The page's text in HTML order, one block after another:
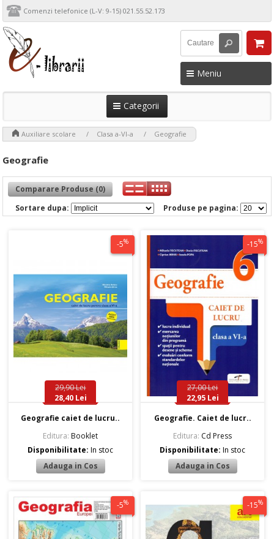
Comenzi telefonice (L-V: 9-15) 021.55.52.173
Meniu
Categorii
Auxiliare scolare Clasa a-VI-a Geografie
Geografie
Comparare Produse (0)
Produse pe pagina:
Sortare dupa:
-5%
29,90 Lei
28,40 Lei
Geografie caiet de lucru..
Editura: Booklet
Disponibilitate:In stoc
-15%
27,00 Lei
22,95 Lei
Geografie. Caiet de lucr..
Editura: Cd Press
Disponibilitate:In stoc
-5% -15%